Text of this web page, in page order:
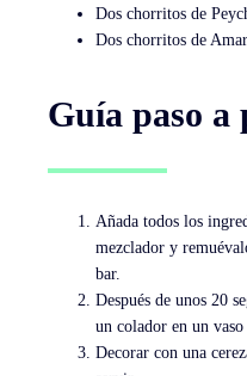
Dos chorritos de
Dos chorritos de
Guía paso a
Añada todos los
mezclador y
bar.
Después de unos 20
un colador en un
Decorar con una